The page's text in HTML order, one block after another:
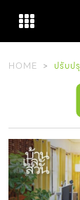
content
HOME ปรับป